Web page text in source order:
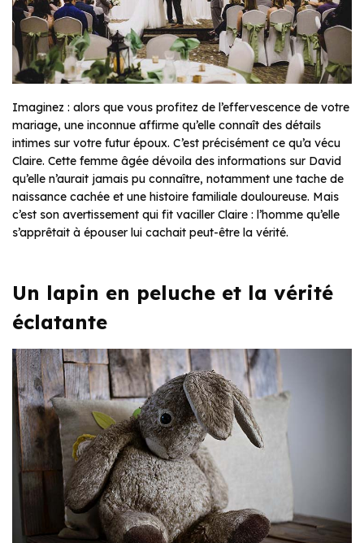
Imaginez : alors que vous profitez de l’effervescence de votre
mariage, une inconnue affirme qu’elle connaît des détails
intimes sur votre futur époux. C’est précisément ce qu’a vécu
Claire. Cette femme âgée dévoila des informations sur David
qu’elle n’aurait jamais pu connaître, notamment une tache de
naissance cachée et une histoire familiale douloureuse. Mais
c’est son avertissement qui fit vaciller Claire : l’homme qu’elle
s’apprêtait à épouser lui cachait peut-être la vérité.
Un lapin en peluche et la vérité
éclatante